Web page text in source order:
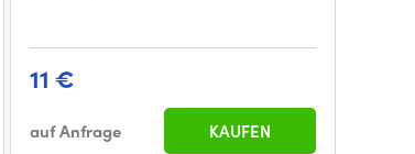
11 €
auf Anfrage KAUFEN